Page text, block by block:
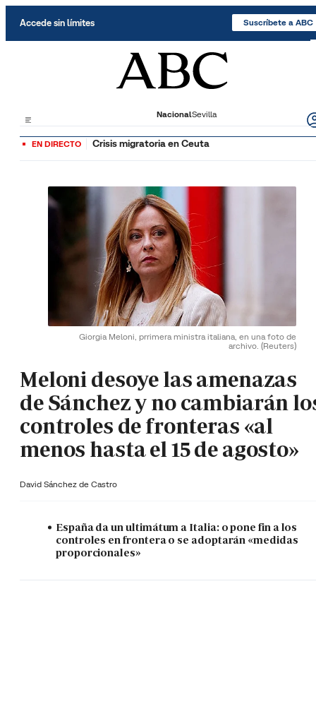
Accede sin límites Suscríbete a ABC
NacionalSevilla
EN DIRECTO Crisis migratoria en Ceuta
Giorgia Meloni, prrimera ministra italiana, en una foto de
archivo. (Reuters)
Meloni desoye las amenazas
de Sánchez y no cambiarán
controles de fronteras «al
menos hasta el 15 de agosto»
David Sánchez de Castro
España da un ultimátum a Italia: o pone fin a los
controles en frontera o se adoptarán «medidas
proporcionales»